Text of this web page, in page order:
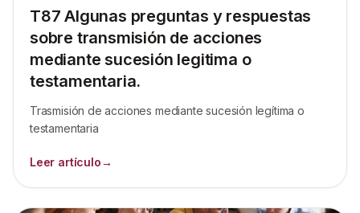
T87 Algunas preguntas y respuestas
sobre transmisión de acciones
mediante sucesión legitima o
testamentaria.
Trasmisión de acciones mediante sucesión legítima o
testamentaria
Leer artículo→